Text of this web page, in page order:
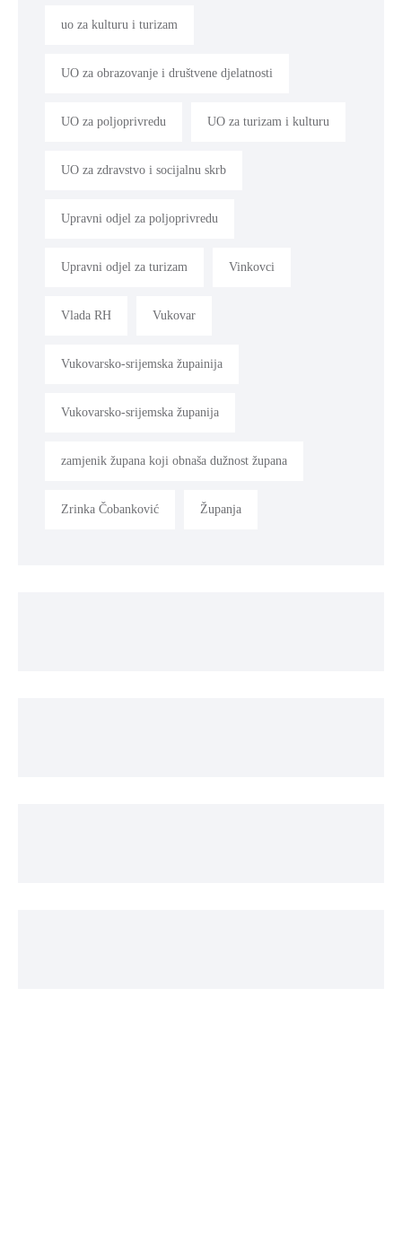
uo za kulturu i turizam
UO za obrazovanje i društvene djelatnosti
UO za poljoprivredu UO za turizam i kulturu
UO za zdravstvo i socijalnu skrb
Upravni odjel za poljoprivredu
Upravni odjel za turizam Vinkovci
Vlada RH Vukovar
Vukovarsko-srijemska župainija
Vukovarsko-srijemska županija
zamjenik župana koji obnaša dužnost župana
Zrinka Čobanković Županja